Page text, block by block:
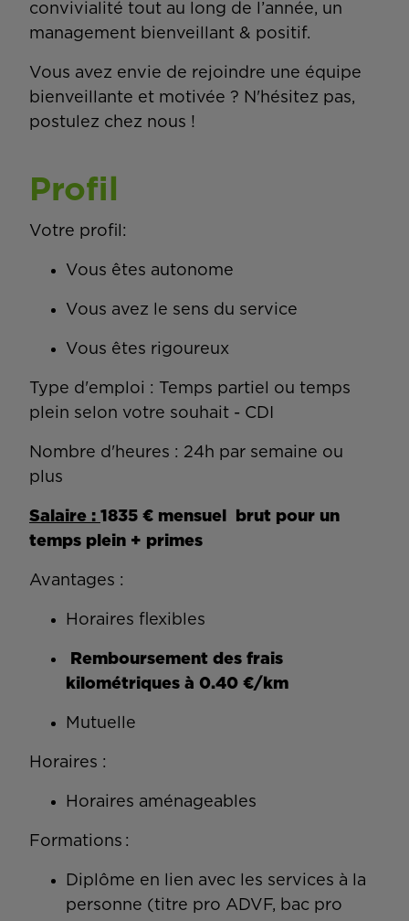
convivialité tout au long de l’année, un
management bienveillant & positif.
Vous avez envie de rejoindre une équipe
bienveillante et motivée ? N'hésitez pas,
postulez chez nous !
Profil
Votre profil:
Vous êtes autonome
Vous avez le sens du service
Vous êtes rigoureux
Type d'emploi : Temps partiel ou temps
plein selon votre souhait - CDI
Nombre d'heures : 24h par semaine ou
plus
Salaire : 1835 € mensuel brut pour un
temps plein + primes
Avantages :
Horaires flexibles
Remboursement des frais
kilométriques à 0.40 €/km
Mutuelle
Horaires :
Horaires aménageables
Formations :
Diplôme en lien avec les services à la
personne (titre pro ADVF, bac pro